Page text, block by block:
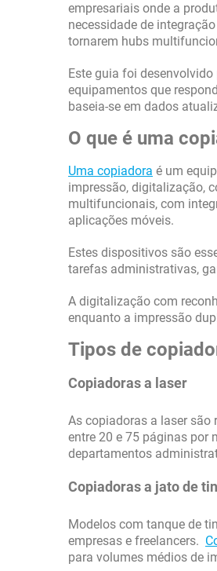
empresariais onde a
necessidade de
tornarem hubs
Este guia foi
equipamentos que
baseia-se em dados
O que é uma
Uma copiadora é um
impressão, digitalização,
multifuncionais, com
aplicações móveis.
Estes dispositivos são
tarefas administrativas,
A digitalização com
enquanto a impressão
Tipos de
Copiadoras a laser
As copiadoras a laser são
entre 20 e 75 páginas por
departamentos
Copiadoras a jato de
Modelos com tanque de
empresas e freelancers.
para volumes médios de